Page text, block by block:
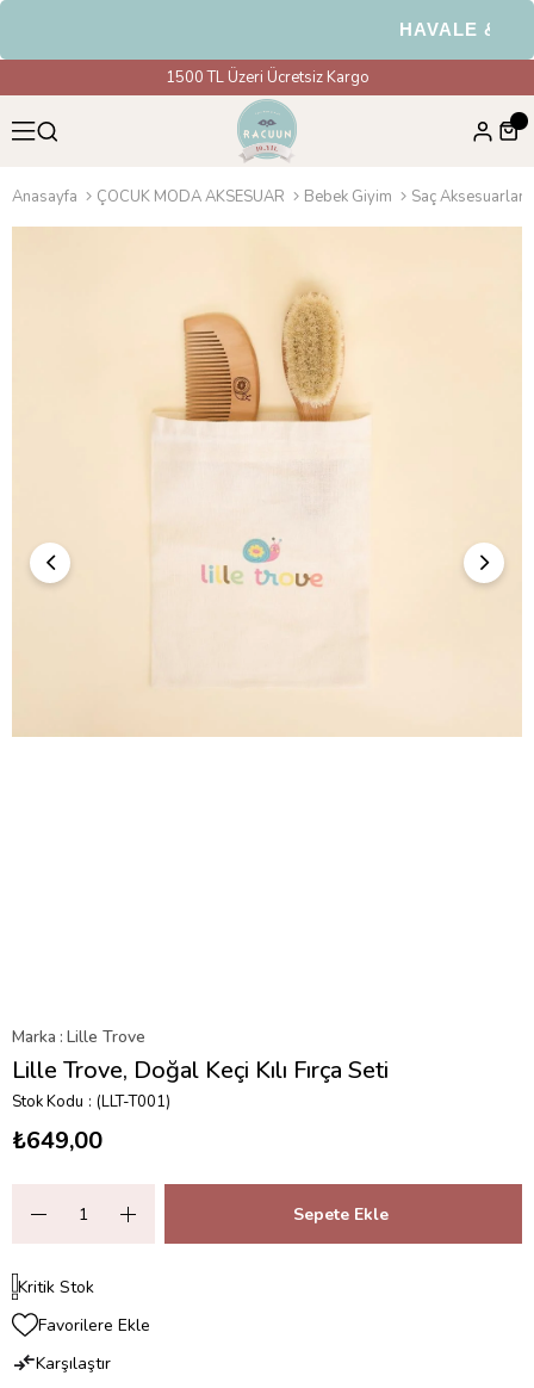
HAVALE &
1500 TL Üzeri Ücretsiz Kargo
Anasayfa ÇOCUK MODA AKSESUAR Bebek Giyim Saç Aksesuarları
Marka : Lille Trove
Lille Trove, Doğal Keçi Kılı Fırça Seti
Stok Kodu (LLT-T001)
₺649,00
Kritik Stok
Favorilere Ekle
Karşılaştır